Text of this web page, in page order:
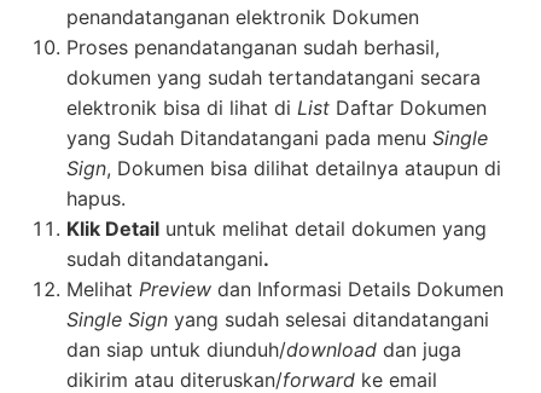
penandatanganan elektronik Dokumen
Proses penandatanganan sudah berhasil,
dokumen yang sudah tertandatangani secara
elektronik bisa di lihat di List Daftar Dokumen
yang Sudah Ditandatangani pada menu Single
Sign, Dokumen bisa dilihat detailnya ataupun di
hapus.
Klik Detail untuk melihat detail dokumen yang
sudah ditandatangani.
Melihat Preview dan Informasi Details Dokumen
Single Sign yang sudah selesai ditandatangani
dan siap untuk diunduh/download dan juga
dikirim atau diteruskan/forward ke email